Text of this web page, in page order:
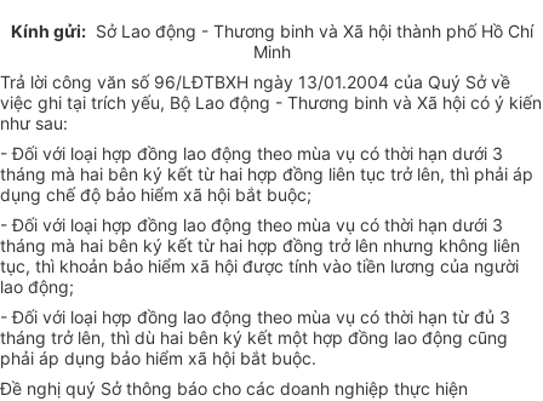
Kính gửi:Sở Lao động - Thương binh và Xã hội thành phố Hồ Chí
Minh
Trả lời công văn số 96/LĐTBXH ngày 13/01.2004 của Quý Sở về
việc ghi tại trích yếu, Bộ Lao động - Thương binh và Xã hội có ý kiến
như sau:
- Đối với loại hợp đồng lao động theo mùa vụ có thời hạn dưới 3
tháng mà hai bên ký kết từ hai hợp đồng liên tục trở lên, thì phải áp
dụng chế độ bảo hiểm xã hội bắt buộc;
- Đối với loại hợp đồng lao động theo mùa vụ có thời hạn dưới 3
tháng mà hai bên ký kết từ hai hợp đồng trở lên nhưng không liên
tục, thì khoản bảo hiểm xã hội được tính vào tiền lương của người
lao động;
- Đối với loại hợp đồng lao động theo mùa vụ có thời hạn từ đủ 3
tháng trở lên, thì dù hai bên ký kết một hợp đồng lao động cũng
phải áp dụng bảo hiểm xã hội bắt buộc.
Đề nghị quý Sở thông báo cho các doanh nghiệp thực hiện